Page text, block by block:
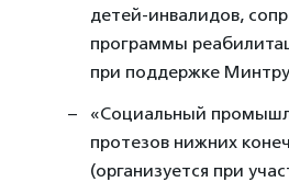
детей-инвалидов,
программы
при поддержке
«Социальный
протезов нижних
(организуется при